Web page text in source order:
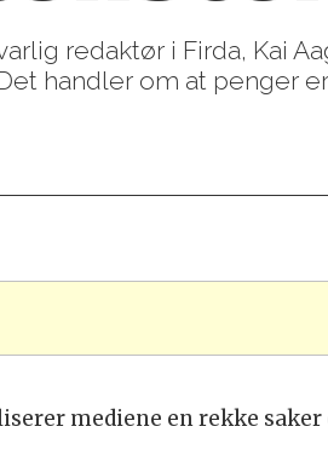
redaktør i Firda, Kai
handler om at penger
mediene en rekke saker